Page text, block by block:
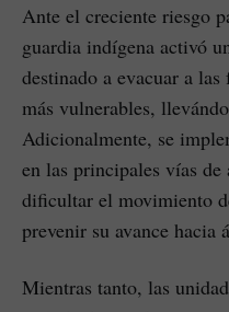
Ante el creciente riesgo
guardia indígena activó
destinado a evacuar a
más vulnerables,
Adicionalmente, se
en las principales vías
dificultar el movimiento
prevenir su avance hacia
Mientras tanto, las